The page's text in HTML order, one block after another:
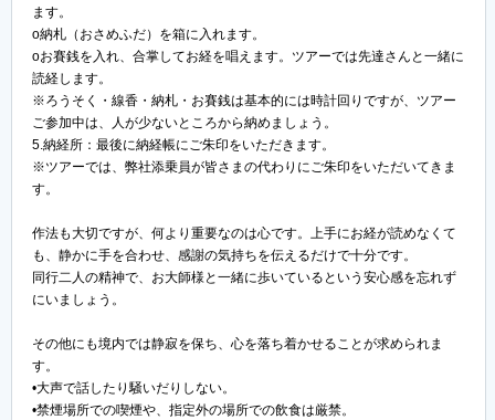
ます。
o納札（おさめふだ）を箱に入れます。
oお賽銭を入れ、合掌してお経を唱えます。ツアーでは先達さんと一緒に
読経します。
※ろうそく・線香・納札・お賽銭は基本的には時計回りですが、ツアー
ご参加中は、人が少ないところから納めましょう。
5.納経所：最後に納経帳にご朱印をいただきます。
※ツアーでは、弊社添乗員が皆さまの代わりにご朱印をいただいてきま
す。
作法も大切ですが、何より重要なのは心です。上手にお経が読めなくて
も、静かに手を合わせ、感謝の気持ちを伝えるだけで十分です。
同行二人の精神で、お大師様と一緒に歩いているという安心感を忘れず
にいましょう。
その他にも境内では静寂を保ち、心を落ち着かせることが求められま
す。
•大声で話したり騒いだりしない。
•禁煙場所での喫煙や、指定外の場所での飲食は厳禁。